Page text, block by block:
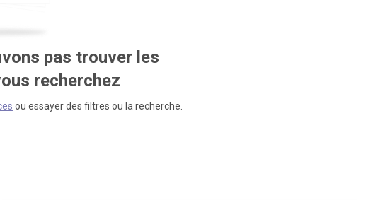
pas trouver les
recherchez
ou essayer des filtres ou la recherche.